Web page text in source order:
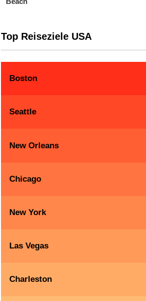
Top Reiseziele USA
Boston
Seattle
New Orleans
Chicago
New York
Las Vegas
Charleston